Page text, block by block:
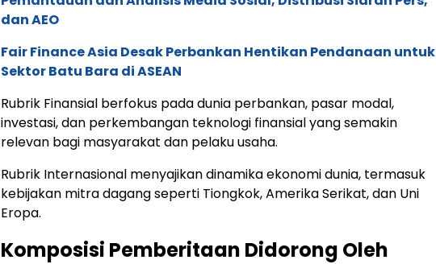
dan AEO
Fair Finance Asia Desak Perbankan Hentikan Pendanaan untuk
Sektor Batu Bara di ASEAN
Rubrik Finansial berfokus pada dunia perbankan, pasar modal,
investasi, dan perkembangan teknologi finansial yang semakin
relevan bagi masyarakat dan pelaku usaha.
Rubrik Internasional menyajikan dinamika ekonomi dunia, termasuk
kebijakan mitra dagang seperti Tiongkok, Amerika Serikat, dan Uni
Eropa.
Komposisi Pemberitaan Didorong Oleh